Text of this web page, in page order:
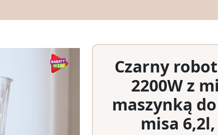
Czarny
2200W z
maszynką
misa